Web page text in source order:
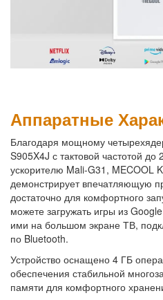
Аппаратные
Благодаря мощному
S905X4J с тактовой частотой
ускорителю Mali-G31, MECOOL
демонстрирует впечатляющую
достаточно для комфортного
можете загружать игры из
ими на большом экране ТВ,
по Bluetooth.
Устройство оснащено 4 ГБ
обеспечения стабильной
памяти для комфортного